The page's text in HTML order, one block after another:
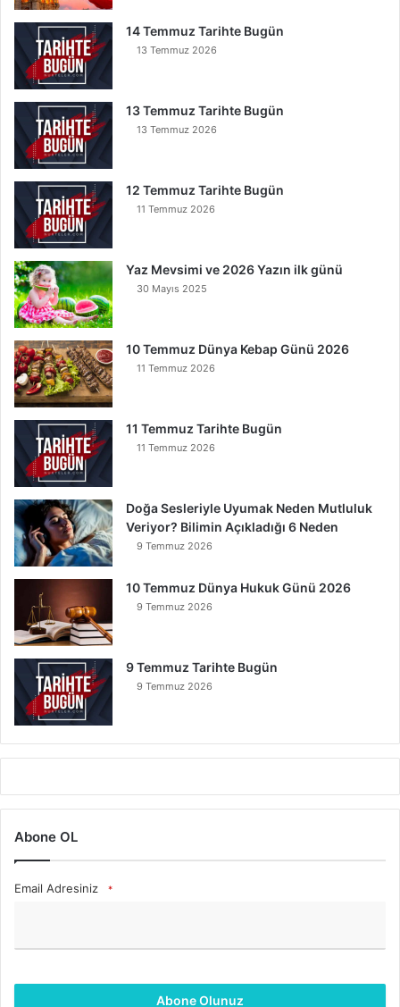
e
İ
n
s
B
u
n
k
a
n
K
u
r
t
u
l
u
r
14 Temmuz Tarihte Bugün
13 Temmuz 2026
13 Temmuz Tarihte Bugün
13 Temmuz 2026
12 Temmuz Tarihte Bugün
11 Temmuz 2026
Yaz Mevsimi ve 2026 Yazın ilk günü
30 Mayıs 2025
10 Temmuz Dünya Kebap Günü 2026
11 Temmuz 2026
11 Temmuz Tarihte Bugün
11 Temmuz 2026
Doğa Sesleriyle Uyumak Neden Mutluluk
Veriyor? Bilimin Açıkladığı 6 Neden
9 Temmuz 2026
10 Temmuz Dünya Hukuk Günü 2026
9 Temmuz 2026
9 Temmuz Tarihte Bugün
9 Temmuz 2026
Abone OL
Email Adresiniz *
Abone Olunuz